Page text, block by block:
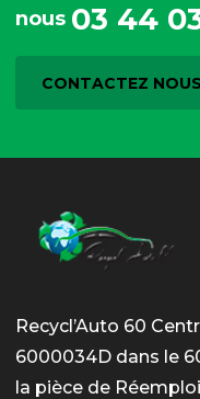
nous 03 44
CONTACTEZ
Recycl’Auto 60
6000034D dans le
la pièce de